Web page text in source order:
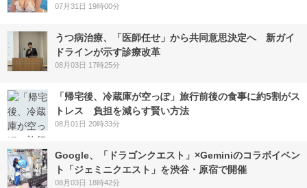
07月31日 19時00分
うつ病治療、「医師任せ」から共同意思決定へ 新ガイ
ドラインが示す診療改革
08月03日 17時25分
「帰宅後、冷蔵庫が空っぽ」旅行前後の食事に約5割がス
トレス 負担を減らす賢い方法
08月01日 20時33分
Google、「ドラゴンクエスト」×Geminiのコラボイベン
ト「ジェミニクエスト」を渋谷・原宿で開催
08月03日 18時42分